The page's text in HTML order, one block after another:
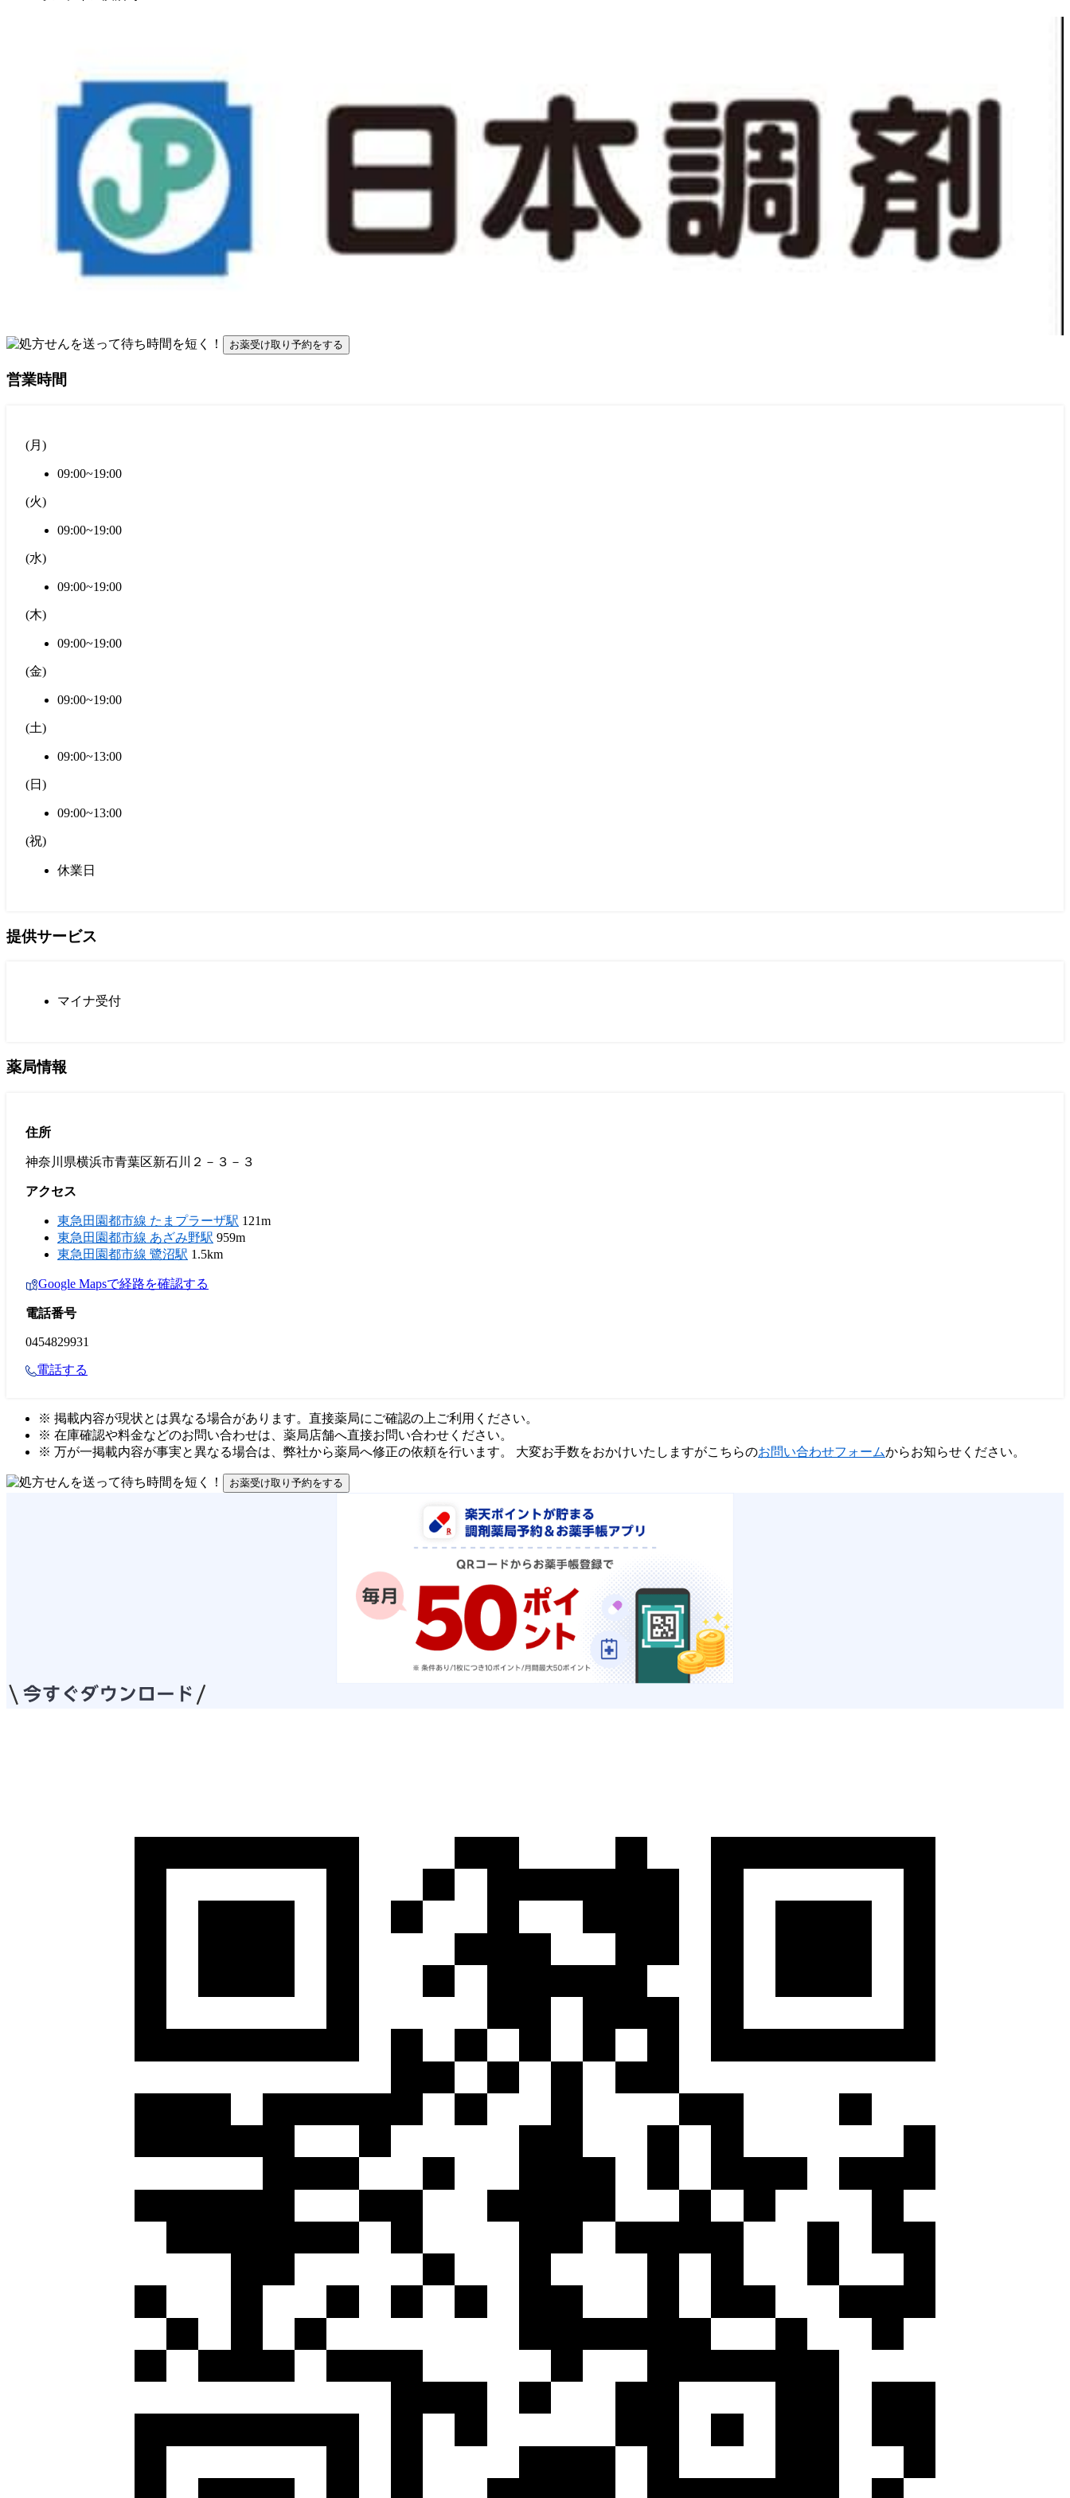
お薬受け取り予約をする
営業時間
(月 )
09:00~19:00
(火)
09:00~19:00
(水)
09:00~19:00
(木)
09:00~19:00
(金)
09:00~19:00
(土)
09:00~13:00
(日 )
09:00~13:00
(祝)
休業日
提供サービス
マイナ受付
薬局情報
住所
神奈川県横浜市青葉区新石川２－３－３
アクセス
東急田園都市線 たまプラーザ駅 121m
東急田園都市線 あざみ野駅 959m
東急田園都市線 鷺沼駅 1.5km
Google Mapsで経路を確認する
電話番号
0454829931
電話する
※ 掲載内容が現状とは異なる場合があります。直接薬局にご確認の上ご利用ください。
※ 在庫確認や料金などのお問い合わせは、薬局店舗へ直接お問い合わせください。
※ 万が一掲載内容が事実と異なる場合は、弊社から薬局へ修正の依頼を行います。 大変お手数をおかけいたしますがこちらのお問い合わせフォームからお知らせください。
お薬受け取り予約をする